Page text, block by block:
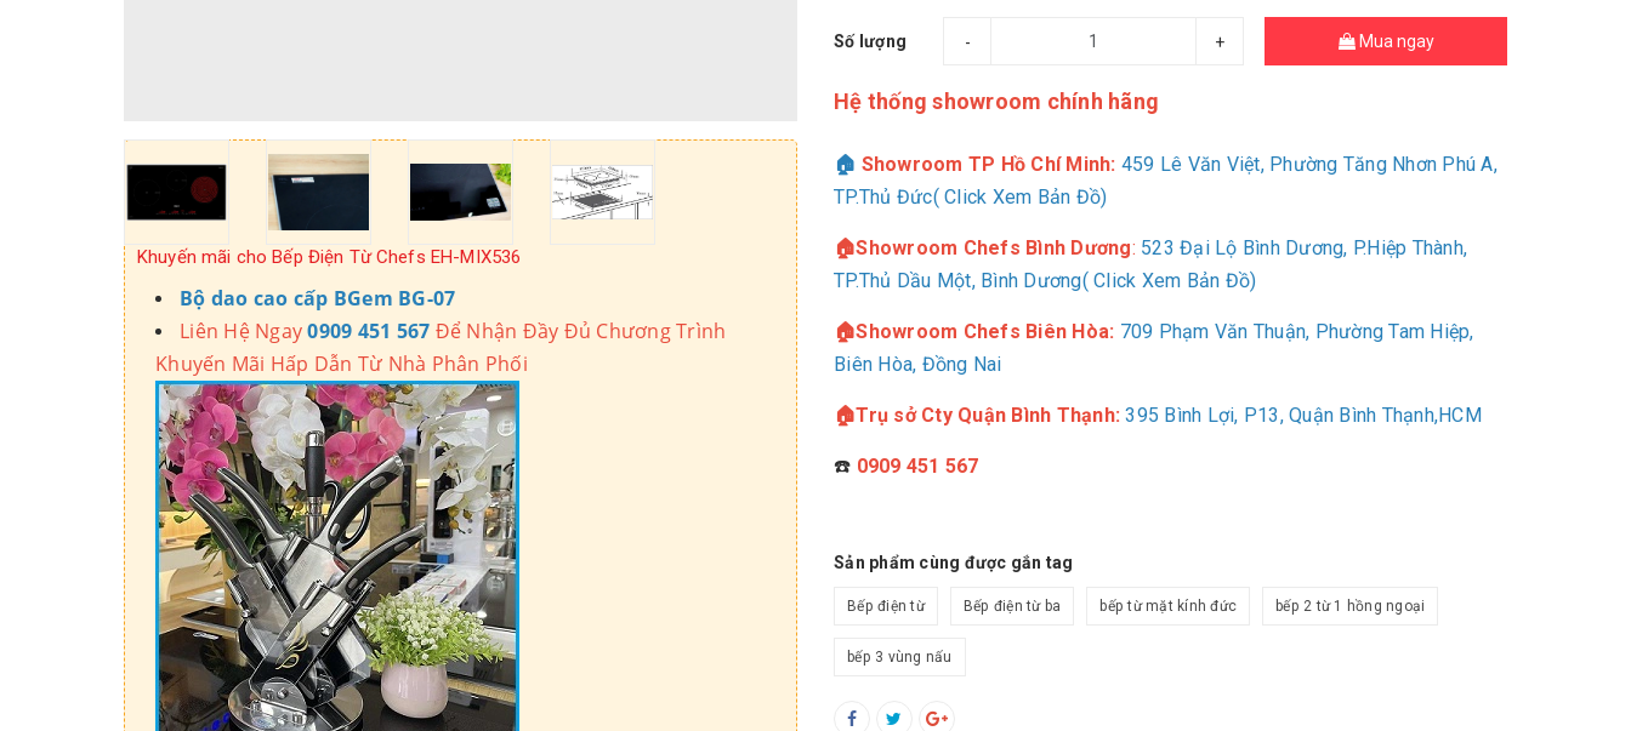
Khuyến mãi cho Bếp Điện Từ Chefs EH-MIX536
Bộ dao cao cấp BGem BG-07
Liên Hệ Ngay0909 451 567 Để Nhận Đầy Đủ Chương Trình
Khuyến Mãi Hấp Dẫn Từ Nhà Phân Phối
Số lượng - + Mua ngay
Hệ thống showroom chính hãng
🏠 Showroom TP Hồ Chí Minh: 459 Lê Văn Việt, Phường Tăng Nhơn Phú A,
TP.Thủ Đức( Click Xem Bản Đồ)
🏠Showroom Chefs Bình Dương: 523 Đại Lộ Bình Dương, P.Hiệp Thành,
TP.Thủ Dầu Một, Bình Dương( Click Xem Bản Đồ)
🏠Showroom Chefs Biên Hòa: 709 Phạm Văn Thuận, Phường Tam Hiệp,
Biên Hòa, Đồng Nai
🏠Trụ sở Cty Quận Bình Thạnh:395 Bình Lợi, P13, Quận Bình Thạnh,HCM
☎️ 0909 451 567
Sản phẩm cùng được gắn tag
Bếp điện từ Bếp điện từ ba bếp từ mặt kính đức bếp 2 từ 1 hồng ngoại
bếp 3 vùng nấu